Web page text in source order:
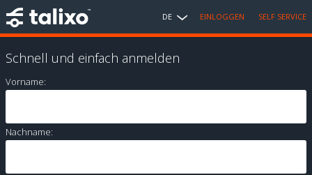
DE EINLOGGEN SELF SERVICE
Schnell und einfach anmelden
Vorname:
Nachname: